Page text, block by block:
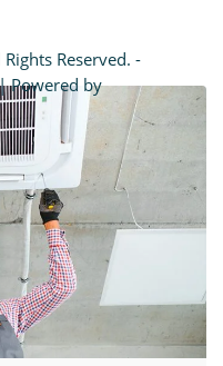
doccia
Reserved. -
Powered by